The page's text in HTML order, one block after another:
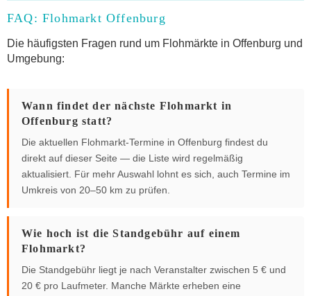
FAQ: Flohmarkt Offenburg
Die häufigsten Fragen rund um Flohmärkte in Offenburg und
Umgebung:
Wann findet der nächste Flohmarkt in
Offenburg statt?
Die aktuellen Flohmarkt-Termine in Offenburg findest du
direkt auf dieser Seite — die Liste wird regelmäßig
aktualisiert. Für mehr Auswahl lohnt es sich, auch Termine im
Umkreis von 20–50 km zu prüfen.
Wie hoch ist die Standgebühr auf einem
Flohmarkt?
Die Standgebühr liegt je nach Veranstalter zwischen 5 € und
20 € pro Laufmeter. Manche Märkte erheben eine